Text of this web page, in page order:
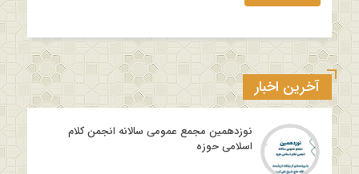
آخرین اخبار
نوزدهمین مجمع عمومی سالانه انجمن کلام
اسلامی حوزه